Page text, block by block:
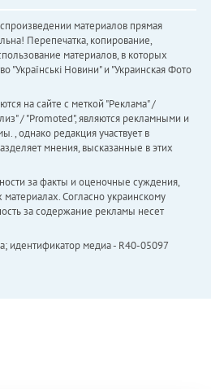
материалов прямая
Перепечатка, копирование,
материалов, в которых
"Українськi Новини" и "Украинская Фото
на сайте с меткой "Реклама" /
/ "Promoted", являются рекламными и
, однако редакция участвует в
мнения, высказанные в этих
за факты и оценочные суждения,
Согласно украинскому
за содержание рекламы несет
идентификатор медиа - R40-05097